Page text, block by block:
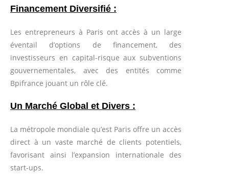
Financement Diversifié :
Les entrepreneurs à Paris ont accès à un large
éventail d’options de financement, des
investisseurs en capital-risque aux subventions
gouvernementales, avec des entités comme
Bpifrance jouant un rôle clé.
Un Marché Global et Divers :
La métropole mondiale qu’est Paris offre un accès
direct à un vaste marché de clients potentiels,
favorisant ainsi l’expansion internationale des
start-ups.